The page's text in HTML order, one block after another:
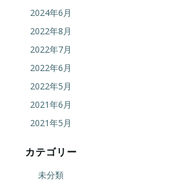
2024年6月
2022年8月
2022年7月
2022年6月
2022年5月
2021年6月
2021年5月
カテゴリー
未分類